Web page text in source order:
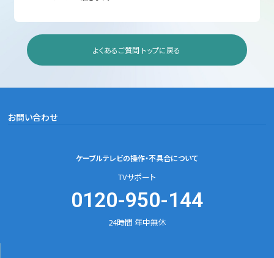
よくあるご質問 トップに戻る
お問い合わせ
ケーブルテレビの操作・不具合について
TVサポート
0120-950-144
24時間 年中無休